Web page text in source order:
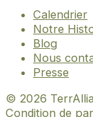
Calendrier
Notre
Blog
Nous
Presse
© 2026
Condition de